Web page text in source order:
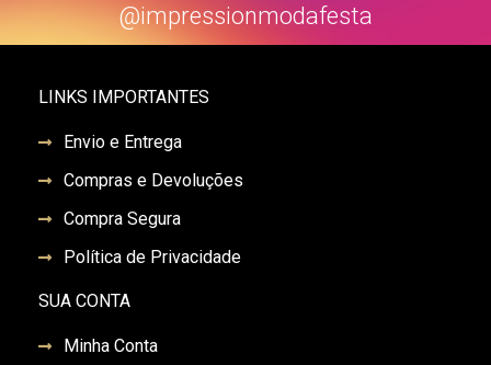
@impressionmodafesta
LINKS IMPORTANTES
Envio e Entrega
Compras e Devoluções
Compra Segura
Política de Privacidade
SUA CONTA
Minha Conta